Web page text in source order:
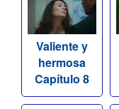
Valiente y
hermosa
Capítulo 8